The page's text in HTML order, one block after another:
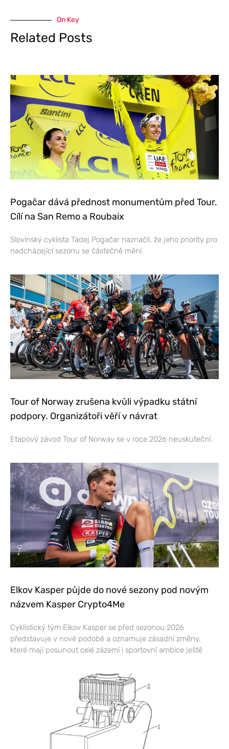
On Key
Related Posts
Pogačar dává přednost monumentům před Tour.
Cílí na San Remo a Roubaix
Slovinský cyklista Tadej Pogačar naznačil, že jeho priority pro
nadcházející sezonu se částečně mění.
Tour of Norway zrušena kvůli výpadku státní
podpory. Organizátoři věří v návrat
Etapový závod Tour of Norway se v roce 2026 neuskuteční.
Elkov Kasper půjde do nové sezony pod novým
názvem Kasper Crypto4Me
Cyklistický tým Elkov Kasper se před sezonou 2026
představuje v nové podobě a oznamuje zásadní změny,
které mají posunout celé zázemí i sportovní ambice ještě